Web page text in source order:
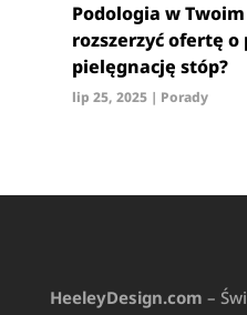
Podologia w
rozszerzyć ofertę
pielęgnację stóp?
lip 25, 2025| Porady
HeeleyDesign.com –